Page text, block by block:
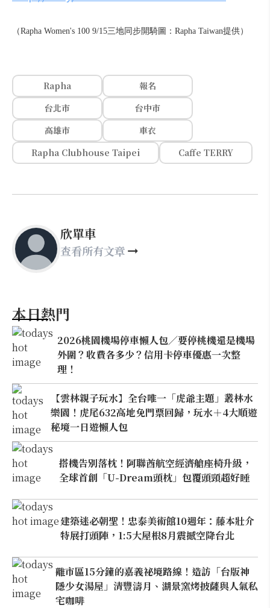
（Rapha Women's 100 9/15三地同步開騎圖：Rapha Taiwan提供）
Rapha
報名
台北市
台中市
高雄市
車衣
Rapha Clubhouse Taipei
Caffe TERRY
欣單車
查看所有文章
本日熱門
2026桃園機場停車懶人包／要停桃機還是機場
外圍？收費各多少？信用卡停車優惠一次整
理！
【雲林親子玩水】全台唯一「虎爺主題」叢林水
樂園！虎尾632高地免門票回歸，玩水＋4大順遊
秘境一日遊懶人包
搭機告別落枕！阿聯酋航空經濟艙座椅升級，
全球首創「U-Dream頭枕」包覆頭頸超好睡
建築迷必朝聖！忠泰美術館10週年：藤本壯介
特展打頭陣，1:5大屋根8月震撼空降台北
離市區15分鐘的嘉義祕境路線！造訪「台版神
隱少女湯屋」清豐濤月、湖景窯烤披薩與人氣私
宅咖啡